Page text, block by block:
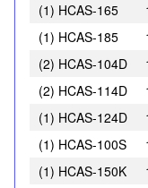
(1) HCAS-165
(1) HCAS-185
(2) HCAS-104D
(2) HCAS-114D
(1) HCAS-124D
(1) HCAS-100S
(1) HCAS-150K